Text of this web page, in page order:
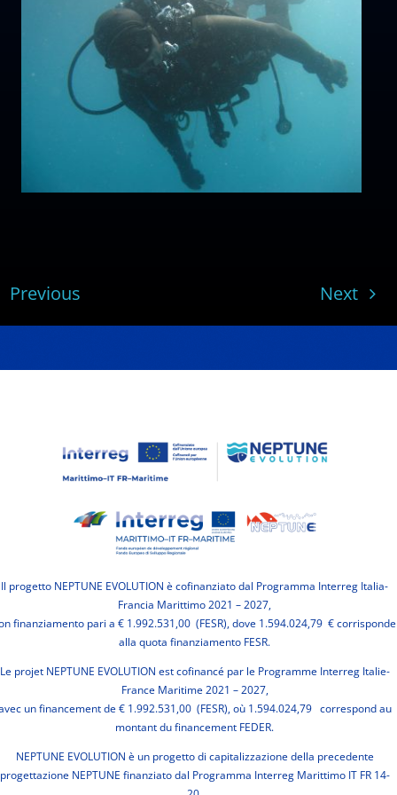
Previous Next
Il progetto NEPTUNE EVOLUTION è cofinanziato dal Programma Interreg Italia-
Francia Marittimo 2021 – 2027,
finanziamento pari a € 1.992.531,00 (FESR), dove 1.594.024,79 € corrisponde
alla quota finanziamento FESR.
Le projet NEPTUNE EVOLUTION est cofinancé par le Programme Interreg Italie-
France Maritime 2021 – 2027,
un financement de € 1.992.531,00 (FESR), où 1.594.024,79 correspond au
montant du financement FEDER.
NEPTUNE EVOLUTION è un progetto di capitalizzazione della precedente
progettazione NEPTUNE finanziato dal Programma Interreg Marittimo IT FR 14-